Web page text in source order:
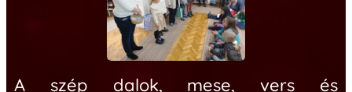
A szép dalok, mese, vers és